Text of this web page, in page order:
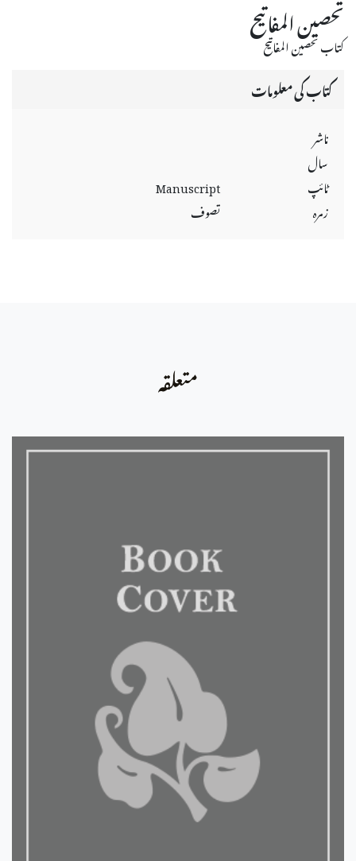
تحصين المفاتيح
كتاب تحصين المفاتيح
کتاب کی معلومات
ناشر
سال
ٹائپ
Manuscript
زمرہ
تصوف
متعلقہ